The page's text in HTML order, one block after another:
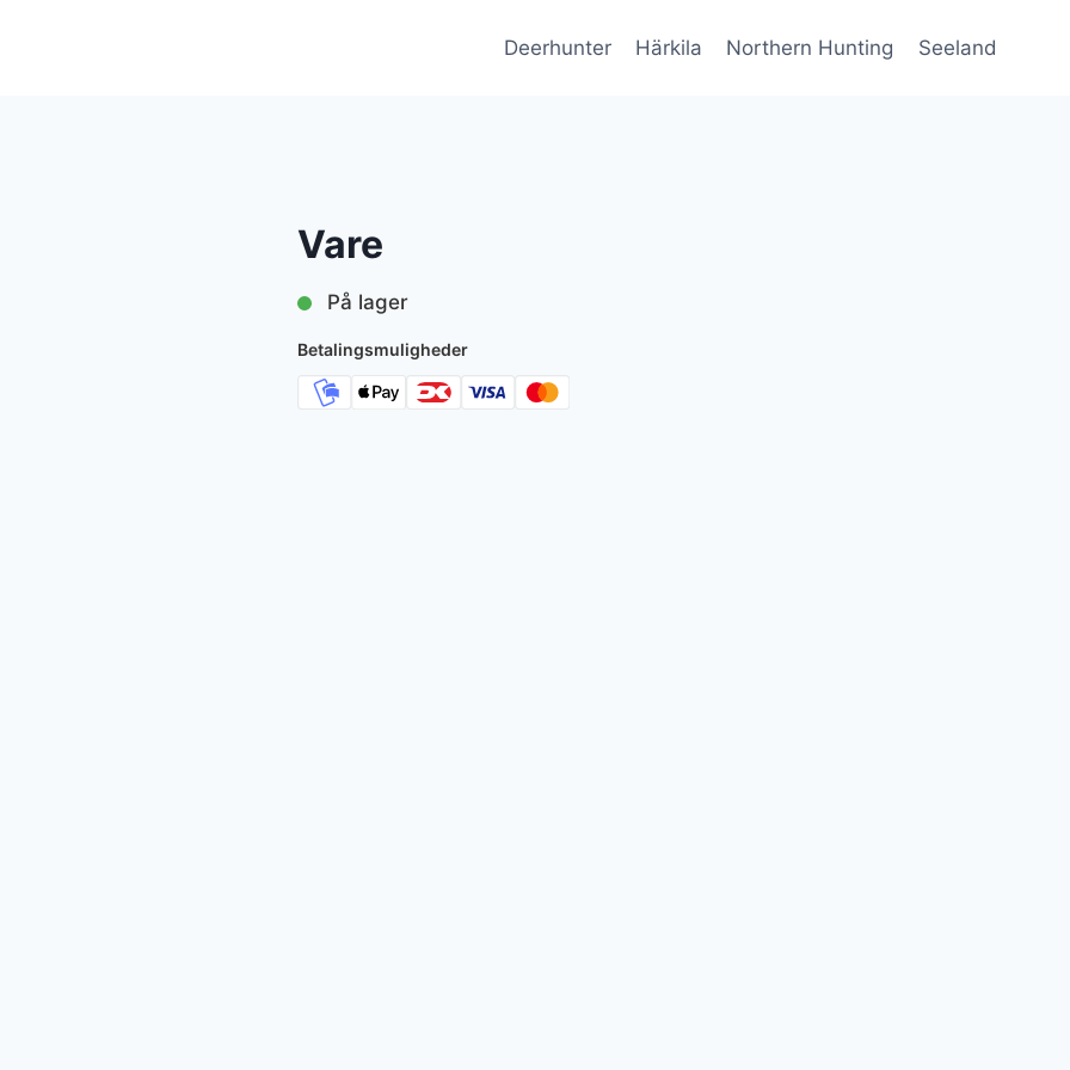
Deerhunter Härkila Northern Hunting Seeland
Vare
På lager
Betalingsmuligheder